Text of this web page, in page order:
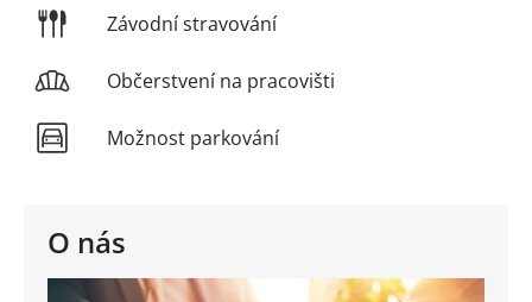
O nás
Závodní stravování
Občerstvení na pracovišti
Možnost parkování